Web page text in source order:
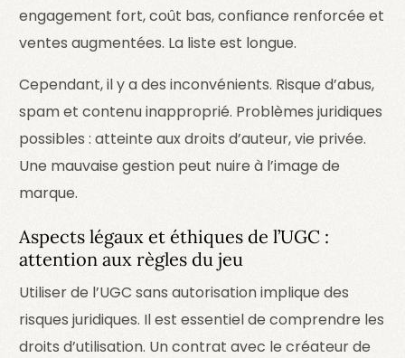
engagement fort, coût bas, confiance renforcée et
ventes augmentées. La liste est longue.
Cependant, il y a des inconvénients. Risque d’abus,
spam et contenu inapproprié. Problèmes juridiques
possibles : atteinte aux droits d’auteur, vie privée.
Une mauvaise gestion peut nuire à l’image de
marque.
Aspects légaux et éthiques de l’UGC :
attention aux règles du jeu
Utiliser de l’UGC sans autorisation implique des
risques juridiques. Il est essentiel de comprendre les
droits d’utilisation. Un contrat avec le créateur de